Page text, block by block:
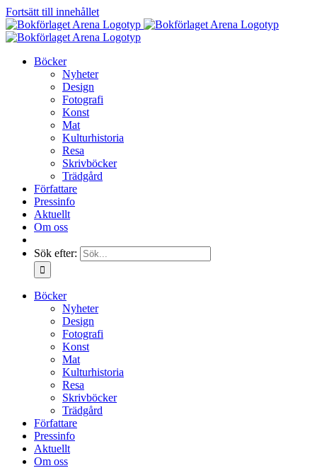
Fortsätt till innehållet
Böcker
Nyheter
Design
Fotografi
Konst
Mat
Kulturhistoria
Resa
Skrivböcker
Trädgård
Författare
Pressinfo
Aktuellt
Om oss
Sök efter:
Böcker
Nyheter
Design
Fotografi
Konst
Mat
Kulturhistoria
Resa
Skrivböcker
Trädgård
Författare
Pressinfo
Aktuellt
Om oss